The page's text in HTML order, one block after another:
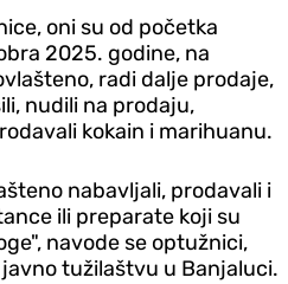
oni su od početka
2025. godine, na
radi dalje prodaje,
nudili na prodaju,
kokain i marihuanu.
nabavljali, prodavali i
ili preparate koji su
navode se optužnici,
tužilaštvu u Banjaluci.